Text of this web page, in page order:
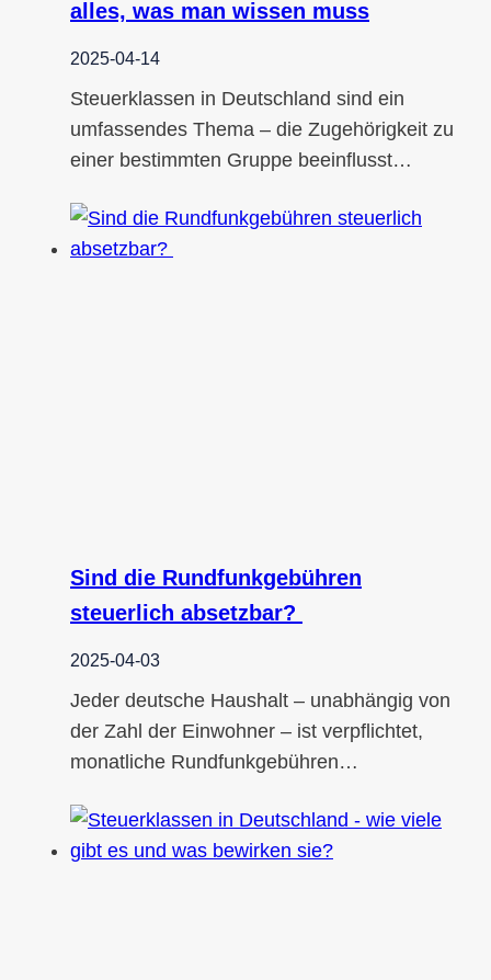
alles, was man wissen muss
2025-04-14
Steuerklassen in Deutschland sind ein
umfassendes Thema – die Zugehörigkeit zu
einer bestimmten Gruppe beeinflusst…
Sind die Rundfunkgebühren
steuerlich absetzbar?
2025-04-03
Jeder deutsche Haushalt – unabhängig von
der Zahl der Einwohner – ist verpflichtet,
monatliche Rundfunkgebühren…